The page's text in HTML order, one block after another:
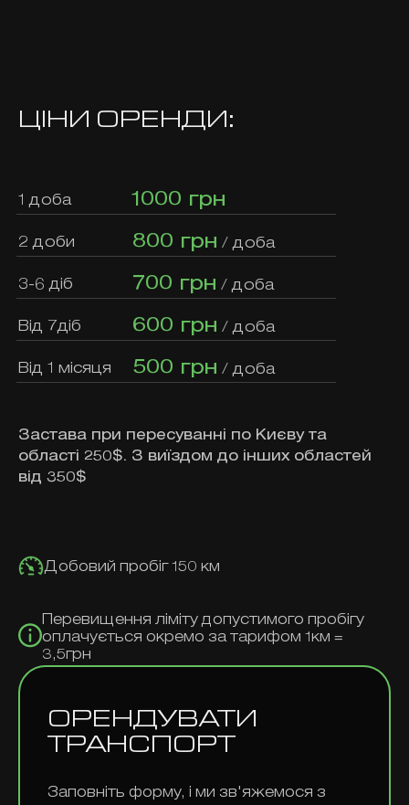
ЦІНИ ОРЕНДИ:
1 доба 1000 грн
2 доби 800 грн / доба
3-6 діб 700 грн / доба
Від 7діб 600 грн / доба
Від 1 місяця 500 грн / доба
Застава при пересуванні по Києву та
області 250$. З виїздом до інших областей
від 350$
Добовий пробіг 150 км
Перевищення ліміту допустимого пробігу
оплачується окремо за тарифом 1км =
3,5грн
ОРЕНДУВАТИ
ТРАНСПОРТ
Заповніть форму, і ми зв'яжемося з